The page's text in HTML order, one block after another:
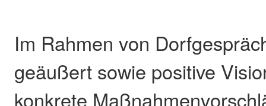
Im Rahmen von
geäußert sowie positive
konkrete